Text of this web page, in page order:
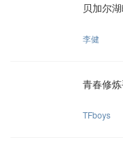
贝加尔
李健
青春修
TFboys